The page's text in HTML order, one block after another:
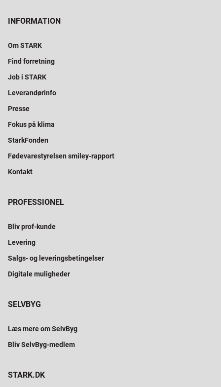
INFORMATION
Om STARK
Find forretning
Job i STARK
Leverandørinfo
Presse
Fokus på klima
StarkFonden
Fødevarestyrelsen smiley-rapport
Kontakt
PROFESSIONEL
Bliv prof-kunde
Levering
Salgs- og leveringsbetingelser
Digitale muligheder
SELVBYG
Læs mere om SelvByg
Bliv SelvByg-medlem
STARK.DK